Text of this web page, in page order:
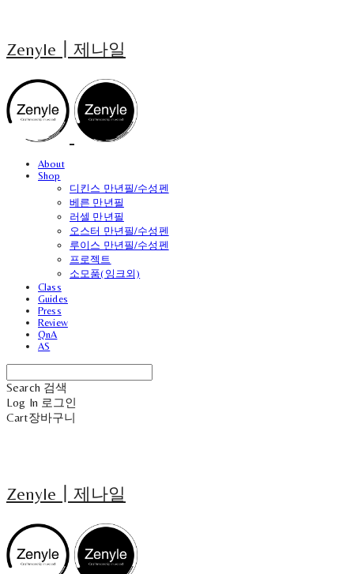
Zenyle┃제나일
About
Shop
디킨스 만년필/수성펜
베른 만년필
러셀 만년필
오스터 만년필/수성펜
루이스 만년필/수성펜
프로젝트
소모품(잉크외)
Class
Guides
Press
Review
QnA
AS
Search 검색
Log In 로그인
Cart장바구니
Zenyle┃제나일